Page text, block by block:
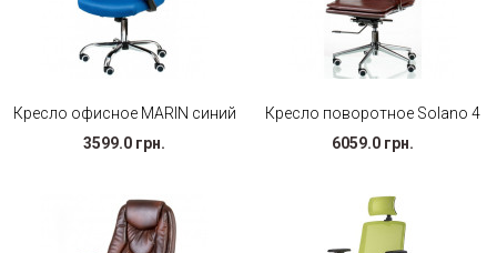
Кресло офисное MARIN синий
3599.0 грн.
Кресло поворотное Solano 4
6059.0 грн.